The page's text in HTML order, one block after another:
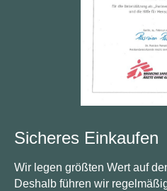
Sicheres Einkaufen
Wir legen größten Wert auf
Deshalb führen wir